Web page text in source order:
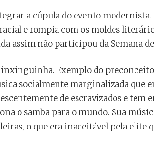
a cúpula do evento modernista.
e rompia com os moldes
assim não participou da Semana de
Exemplo do
socialmente marginalizada que
de escravizados e tem
o samba para o mundo. Sua
o que era inaceitável pela elite